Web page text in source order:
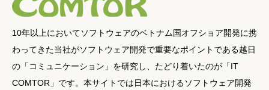
10年以上においてソフトウェアのベトナム国オフショア開発に携
わってきた当社がソフトウェア開発で重要なポイントである越日
の「コミュニケーション」を研究し、たどり着いたのが「IT
COMTOR」です。本サイトでは日本におけるソフトウェア開発